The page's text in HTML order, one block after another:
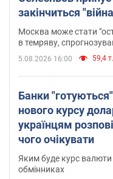
закінчиться
Москва може стати
в темряву,
5.08.2026 16:00 59,4 т.
Банки
нового курсу
українцям
чого очікувати
Яким буде курс валюти
обмінниках